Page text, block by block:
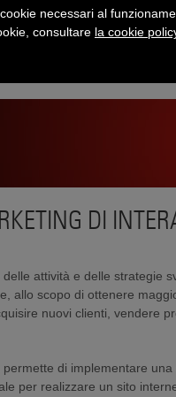
DI
attività e delle strategie
allo scopo di ottenere
nuovi clienti, vendere
permette di implementare
per realizzare un sito
necessari al
consultare la cookie